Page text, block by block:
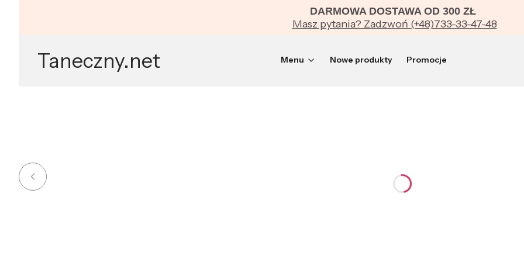
DARMOWA DOSTAWA OD 300 ZŁ
Masz pytania? Zadzwoń (+48)733-33-47-48
Taneczny.net Menu Nowe produkty Promocje
kategorie